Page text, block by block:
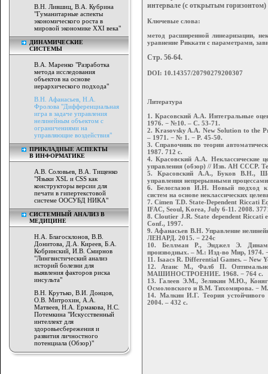
В.Н. Лившиц, В.А. Кубрина
"Гуманитарные аспекты
экономического роста в
мировой экономике XXI века"
ДИНАМИЧЕСКИЕ
СИСТЕМЫ
В.А. Маренко "Разработка
метода исследования
объектов на основе
иерархического подхода"
В.Н. Афанасьев, Н.А.
Фролова "Дифференциальная
игра в задаче управления
нелинейным объектом с
ограничениями на
управляющие воздействия"
ПРИКЛАДНЫЕ АСПЕКТЫ
В ИНФОРМАТИКЕ
А.В. Соловьев, В.А. Тищенко
"Языки XSL и CSS как
конструкторы версии для
печати в гипертекстовой
системе ООСУБД НИКА"
СИСТЕМНЫЙ АНАЛИЗ В
МЕДИЦИНЕ
Н.А. Благосклонов, В.В.
Донитова, Д.А. Киреев, Б.А.
Кобринский, И.В. Смирнов
"Лингвистический анализ
историй болезни для
выявления факторов риска
инсульта"
В.Н. Крутько, В.И. Донцов,
О.В. Митрохин, А.А.
Матвеев, Н.А. Ермакова, Н.С.
Потемкина "Искусственный
интеллект для
здоровьесбережения и
развития личностного
потенциала (Обзор)"
интервале (с открытым гори
Ключевые слова:
метод расширенной линеаризации,
уравнение Риккати с параметрами,
Стр. 56-64.
DOI: 10.14357/20790279200307
Литература
1. Красовский А.А. Интегральные
1976. − №10. – С. 53-71.
2. Krasovsky A.A. New Solution to the
– 1971. − № 1. − Р. 45-50.
3. Справочник по теории
1987. 712 с.
4. Красовский А.А. Неклассические
управления (обзор) // Изв. АН СССР.
5. Красовский А.А., Буков В.Н.,
управления непрерывными
6. Белоглазов И.Н. Новый подход к
систем на основе неклассических
7. Cimen T.D. State-Dependent Riccati
IFAC, Seoul, Korea, July 6-11. 2008.
8. Cloutier J.R. State dependent Riccati
Conf., 1997.
9. Афанасьев В.Н. Управление
ЛЕНАРД. 2015. − 224с
10. Беллман Р., Энджел Э.
производных. – М.: Изд-во Мир, 1974.
11. Isaacs R. Differential Games. – New
12. Атанс М., Фалб П.
МАШИНОСТРОЕНИЕ. 1968. − 764 с.
13. Галеев Э.М., Зеликин М.Ю.,
Осмоловского и В.М. Тихомирова. −
14. Малкин И.Г. Теория
2004. – 432 с.